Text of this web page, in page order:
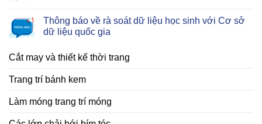
Thông báo về rà soát dữ liệu học sinh với Cơ sở
dữ liệu quốc gia
Cắt may và thiết kế thời trang
Trang trí bánh kem
Làm móng trang trí móng